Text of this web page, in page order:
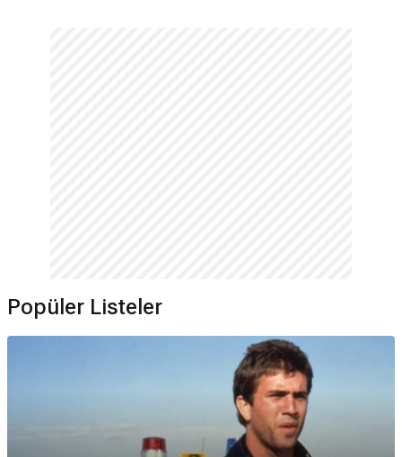
Popüler Listeler